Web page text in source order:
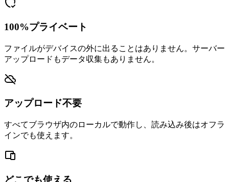
100%プライベート
ファイルがデバイスの外に出ることはありません。サーバー
アップロードもデータ収集もありません。
アップロード不要
すべてブラウザ内のローカルで動作し、読み込み後はオフラ
インでも使えます。
どこでも使える